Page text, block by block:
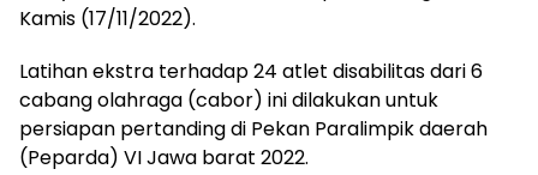
Kamis (17/11/2022).
Latihan ekstra terhadap 24 atlet disabilitas dari 6
cabang olahraga (cabor) ini dilakukan untuk
persiapan pertanding di Pekan Paralimpik daerah
(Peparda) VI Jawa barat 2022.